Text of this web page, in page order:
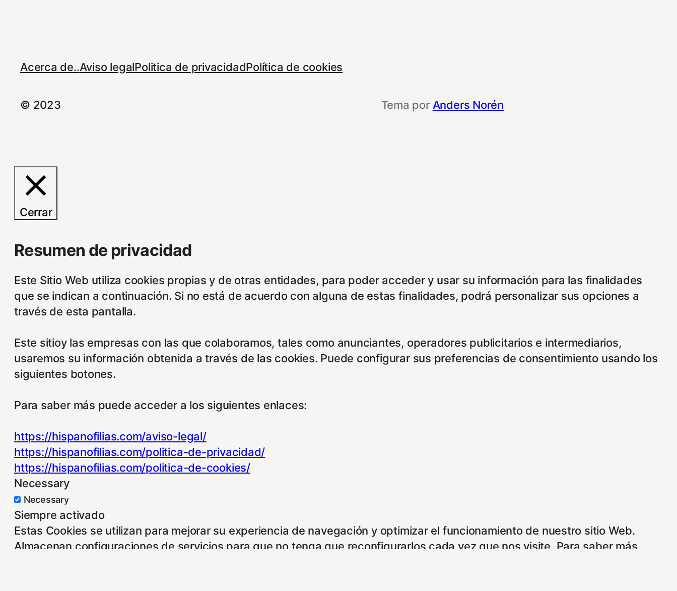
Acerca de..Aviso legalPolitica de privacidadPolítica de cookies
© 2023 Tema por Anders Norén
Cerrar
Resumen de privacidad
Este Sitio Web utiliza cookies propias y de otras entidades, para poder acceder y usar su información para las finalidades
que se indican a continuación. Si no está de acuerdo con alguna de estas finalidades, podrá personalizar sus opciones a
través de esta pantalla.
Este sitioy las empresas con las que colaboramos, tales como anunciantes, operadores publicitarios e intermediarios,
usaremos su información obtenida a través de las cookies. Puede configurar sus preferencias de consentimiento usando los
siguientes botones.
Para saber más puede acceder a los siguientes enlaces:
https://hispanofilias.com/aviso-legal/
https://hispanofilias.com/politica-de-privacidad/
https://hispanofilias.com/politica-de-cookies/
Necessary
Necessary
Siempre activado
Estas Cookies se utilizan para mejorar su experiencia de navegación y optimizar el funcionamiento de nuestro sitio Web.
Almacenan configuraciones de servicios para que no tenga que reconfigurarlos cada vez que nos visite. Para saber más